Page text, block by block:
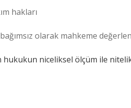
hakları
olarak mahkeme
niceliksel ölçüm ile